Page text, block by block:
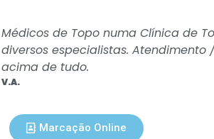
Médicos de Topo numa Clínica de
diversos especialistas.
acima de tudo.
V.A.
Marcação Online